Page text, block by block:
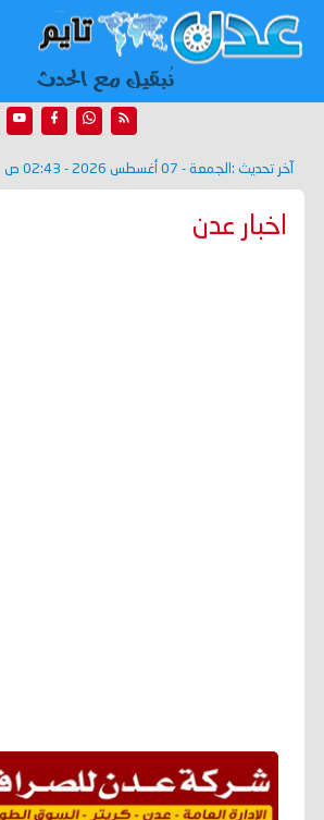
آخر تحديث : الجمعة - 07 أغسطس 2026 - 02:43 ص
اخبار عدن